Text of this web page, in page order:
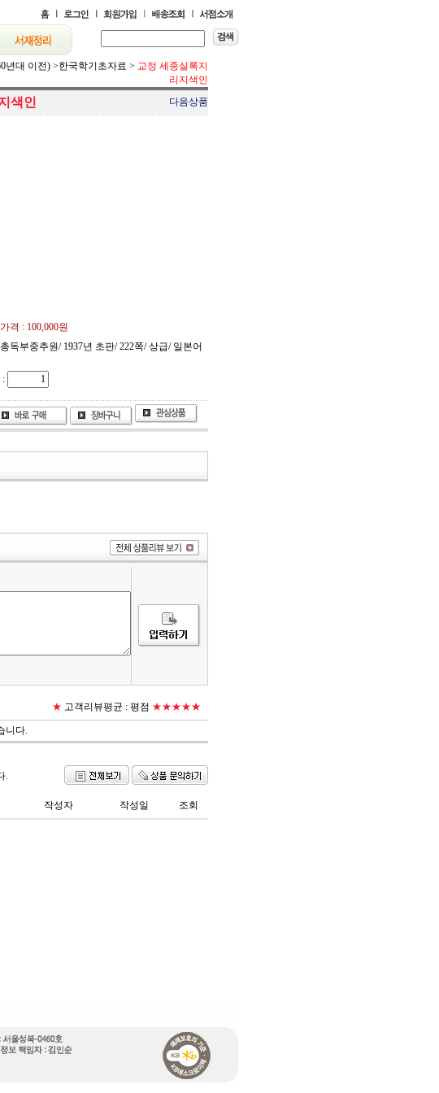
년대 이전) >한국학기초자료 > 교정 세종실록지
리지색인
색인 다음상품
격 : 100,000원
독부중추원/ 1937년 초판/ 222쪽/ 상급/ 일본어
:
★ 고객리뷰평균 : 평점 ★★★★★
니다.
.
작성자 작성일 조회